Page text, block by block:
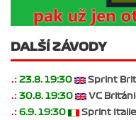
DALŠÍ ZÁVODY
.: 23.8. 19:30 Sprint
.: 30.8. 19:30 VC
.: 6.9. 19:30 Sprint